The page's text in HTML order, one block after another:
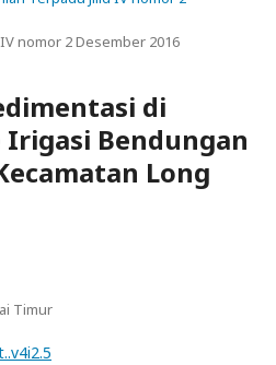
nomor 2 Desember 2016
di
Bendungan
Long
Timur